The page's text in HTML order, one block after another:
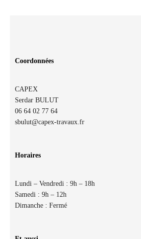
Coordonnées
CAPEX
Serdar BULUT
06 64 02 77 64
sbulut@capex-travaux.fr
Horaires
Lundi – Vendredi : 9h – 18h
Samedi : 9h – 12h
Dimanche : Fermé